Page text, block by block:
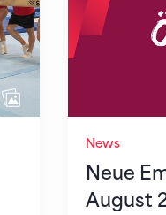
News
Neue
August